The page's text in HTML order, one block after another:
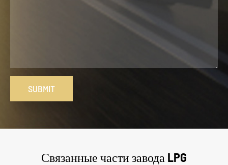
SUBMIT
Связанные части завода LPG